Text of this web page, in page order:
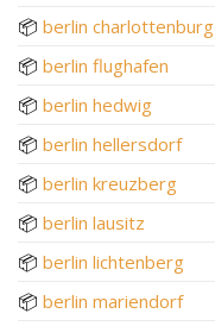
📦 berlin charlottenburg
📦 berlin flughafen
📦 berlin hedwig
📦 berlin hellersdorf
📦 berlin kreuzberg
📦 berlin lausitz
📦 berlin lichtenberg
📦 berlin mariendorf